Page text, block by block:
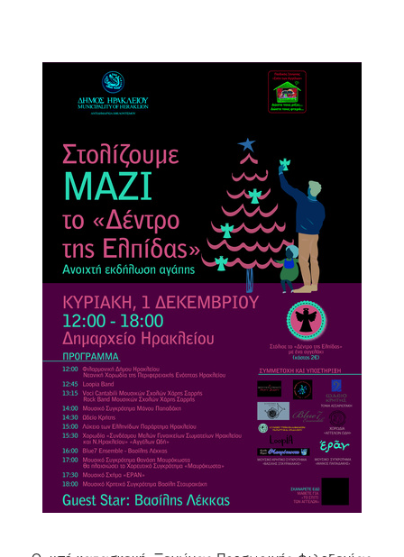
2010
ΠΟΛΙΤΙΣΜΟΣ
ΑΝΘΕΚΤΙΚΗ